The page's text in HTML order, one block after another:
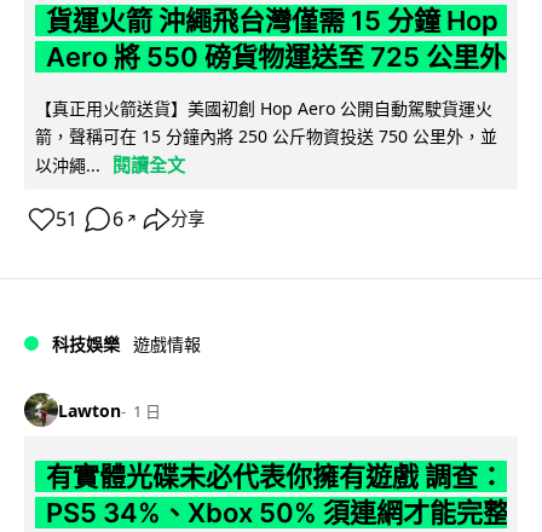
貨運火箭 沖繩飛台灣僅需 15 分鐘 Hop
Aero 將 550 磅貨物運送至 725 公里外
【真正用火箭送貨】美國初創 Hop Aero 公開自動駕駛貨運火
箭，聲稱可在 15 分鐘內將 250 公斤物資投送 750 公里外，並
以沖繩...
閱讀全文
51 6 ↗ 分享
科技娛樂 遊戲情報
Lawton 1 日
有實體光碟未必代表你擁有遊戲 調查：
PS5 34%、Xbox 50% 須連網才能完整